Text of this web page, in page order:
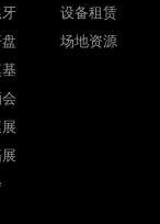
设备租赁
场地资源